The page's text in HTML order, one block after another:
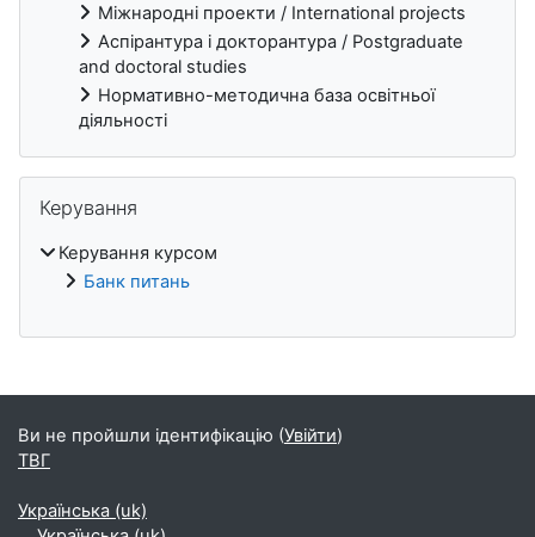
Міжнародні проекти / International projects
Аспірантура і докторантура / Postgraduate
and doctoral studies
Нормативно-методична база освітньої
діяльності
Керування
Керування курсом
Банк питань
Блоки
Ви не пройшли ідентифікацію (Увійти)
ТВГ
Українська ‎(uk)‎